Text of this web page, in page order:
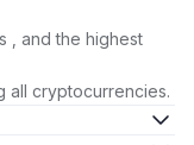
, and the highest
all cryptocurrencies.